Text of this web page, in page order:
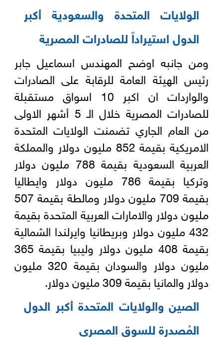
الولايات المتحدة والسعودية أكبر
الدول استيراداً للصادرات المصرية
ومن جانبه اوضح المهندس اسماعيل جابر
رئيس الهيئة العامة للرقابة على الصادرات
والواردات ان اكبر 10 اسواق مستقبلة
للصادرات المصرية خلال الـ 5 أشهر الاولى
من العام الجاري تضمنت الولايات المتحدة
الامريكية بقيمة 852 مليون دولار والمملكة
العربية السعودية بقيمة 788 مليون دولار
وتركيا بقيمة 786 مليون دولار وايطاليا
بقيمة 709 مليون دولار ومالطة بقيمة 507
مليون دولار والامارات العربية المتحدة بقيمة
432 مليون دولار وبريطانيا وايرلندا الشمالية
بقيمة 408 مليون دولار وليبيا بقيمة 365
مليون دولار والسودان بقيمة 320 مليون
دولار والمانيا بقيمة 309 مليون دولار.
الصين والولايات المتحدة أكبر الدول
المُصدرة للسوق المصرى